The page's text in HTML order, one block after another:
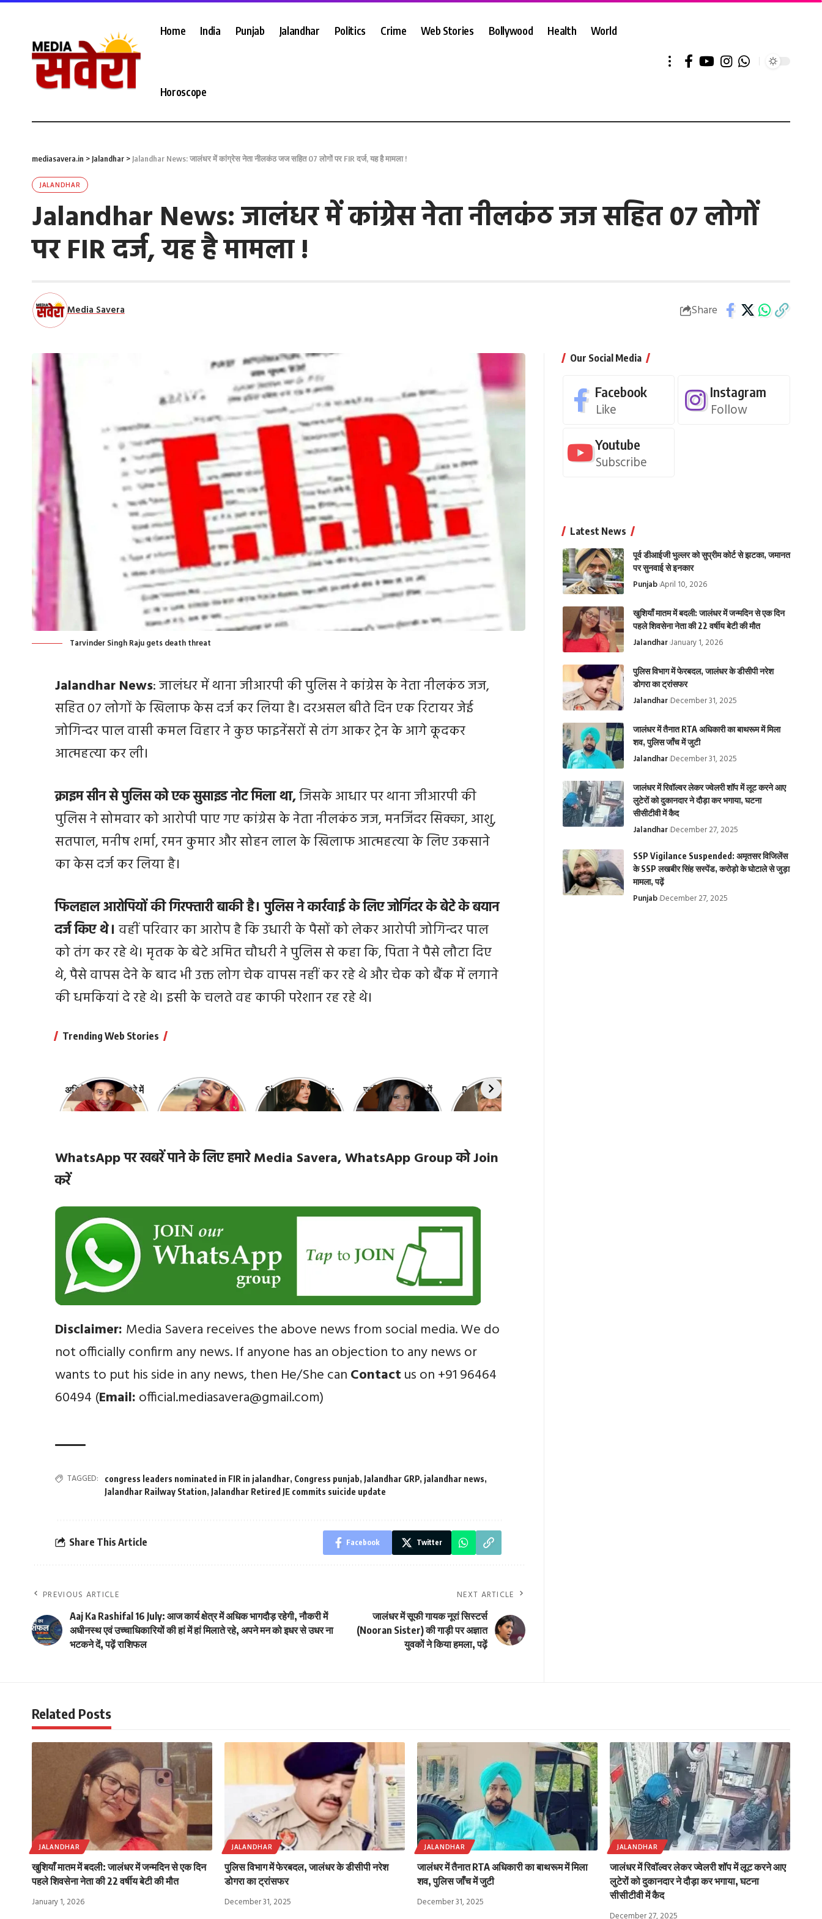
Home India Punjab Jalandhar Politics Crime Web Stories Bollywood Health World
Horoscope
mediasavera.in > Jalandhar > Jalandhar News: जालंधर में कांग्रेस नेता नीलकंठ जज सहित 07 लोगों पर FIR दर्ज, यह है मामला !
JALANDHAR
Jalandhar News: जालंधर में कांग्रेस नेता नीलकंठ जज सहित 07 लोगों
पर FIR दर्ज, यह है मामला !
Media Savera Share
Tarvinder Singh Raju gets death threat
Jalandhar News: जालंधर में थाना जीआरपी की पुलिस ने कांग्रेस के नेता नीलकंठ जज,
सहित 07 लोगों के खिलाफ केस दर्ज कर लिया है। दरअसल बीते दिन एक रिटायर जेई
जोगिन्दर पाल वासी कमल विहार ने कुछ फाइनेंसरों से तंग आकर ट्रेन के आगे कूदकर
आत्महत्या कर ली।
क्राइम सीन से पुलिस को एक सुसाइड नोट मिला था,जिसके आधार पर थाना जीआरपी की
पुलिस ने सोमवार को आरोपी पाए गए कांग्रेस के नेता नीलकंठ जज, मनजिंदर सिक्का, आशु,
सतपाल, मनीष शर्मा, रमन कुमार और सोहन लाल के खिलाफ आत्महत्या के लिए उकसाने
का केस दर्ज कर लिया है।
फिलहाल आरोपियों की गिरफ्तारी बाकी है। पुलिस ने कार्रवाई के लिए जोगिंदर के बेटे के बयान
दर्ज किए थे। वहीं परिवार का आरोप है कि उधारी के पैसों को लेकर आरोपी जोगिन्दर पाल
को तंग कर रहे थे। मृतक के बेटे अमित चौधरी ने पुलिस से कहा कि, पिता ने पैसे लौटा दिए
थे, पैसे वापस देने के बाद भी उक्त लोग चेक वापस नहीं कर रहे थे और चेक को बैंक में लगाने
की धमकियां दे रहे थे। इसी के चलते वह काफी परेशान रह रहे थे।
Trending Web Stories
अभिनेता धर्मेंद्र के बारे में
10 रोचक बातें, जिनके
भोजपुरी की ये 10
हसीनाएं हैं सबसे
Shefali Jariwala:
‘कांटा लगा गर्ल’ की
सनी लियोन के बारे में
10 बातें जो आप नहीं
Sunny Leone
Ratan Tata: रतन
टाटा के जीवन से जुड़ी
WhatsApp पर खबरें पाने के लिए हमारे Media Savera, WhatsApp Group को Join
करें
Disclaimer: Media Savera receives the above news from social media. We do
not officially confirm any news. If anyone has an objection to any news or
wants to put his side in any news, then He/She can Contact us on +91 96464
60494 (Email: official.mediasavera@gmail.com)
TAGGED: congress leaders nominated in FIR in jalandhar, Congress punjab, Jalandhar GRP, jalandhar news,
Jalandhar Railway Station, Jalandhar Retired JE commits suicide update
Share This Article Facebook Twitter
PREVIOUS ARTICLE
Aaj Ka Rashifal 16 July: आज कार्य क्षेत्र में अधिक भागदौड़ रहेगी, नौकरी में
अधीनस्थ एवं उच्चाधिकारियों की हां में हां मिलाते रहे, अपने मन को इधर से उधर ना
भटकने दें, पढ़ें राशिफल
NEXT ARTICLE
जालंधर में सूफी गायक नूरां सिस्टर्स
(Nooran Sister) की गाड़ी पर अज्ञात
युवकों ने किया हमला, पढ़ें
Our Social Media
Facebook
Like
Instagram
Follow
Youtube
Subscribe
Latest News
पूर्व डीआईजी भुल्लर को सुप्रीम कोर्ट से झटका, जमानत
पर सुनवाई से इनकार
Punjab April 10, 2026
खुशियाँ मातम में बदली: जालंधर में जन्मदिन से एक दिन
पहले शिवसेना नेता की 22 वर्षीय बेटी की मौत
Jalandhar January 1, 2026
पुलिस विभाग में फेरबदल, जालंधर के डीसीपी नरेश
डोगरा का ट्रांसफर
Jalandhar December 31, 2025
जालंधर में तैनात RTA अधिकारी का बाथरूम में मिला
शव, पुलिस जाँच में जुटी
Jalandhar December 31, 2025
जालंधर में रिवॉल्वर लेकर ज्वेलरी शॉप में लूट करने आए
लुटेरों को दुकानदार ने दौड़ा कर भगाया, घटना
सीसीटीवी में कैद
Jalandhar December 27, 2025
SSP Vigilance Suspended: अमृतसर विजिलेंस
के SSP लखबीर सिंह सस्पेंड, करोड़ो के घोटाले से जुड़ा
मामला, पढ़ें
Punjab December 27, 2025
Related Posts
JALANDHAR
खुशियाँ मातम में बदली: जालंधर में जन्मदिन से एक दिन
पहले शिवसेना नेता की 22 वर्षीय बेटी की मौत
January 1, 2026
JALANDHAR
पुलिस विभाग में फेरबदल, जालंधर के डीसीपी नरेश
डोगरा का ट्रांसफर
December 31, 2025
JALANDHAR
जालंधर में तैनात RTA अधिकारी का बाथरूम में मिला
शव, पुलिस जाँच में जुटी
December 31, 2025
JALANDHAR
जालंधर में रिवॉल्वर लेकर ज्वेलरी शॉप में लूट करने आए
लुटेरों को दुकानदार ने दौड़ा कर भगाया, घटना
सीसीटीवी में कैद
December 27, 2025